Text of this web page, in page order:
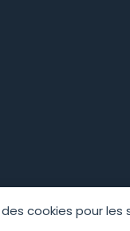
cookies pour